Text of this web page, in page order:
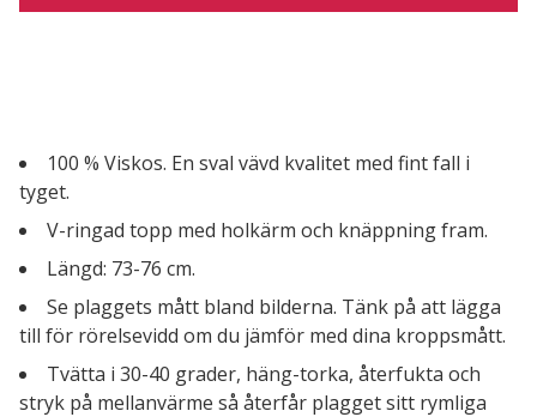
100 % Viskos. En sval vävd kvalitet med fint fall i
tyget.
V-ringad topp med holkärm och knäppning fram.
Längd: 73-76 cm.
Se plaggets mått bland bilderna. Tänk på att lägga
till för rörelsevidd om du jämför med dina kroppsmått.
Tvätta i 30-40 grader, häng-torka, återfukta och
stryk på mellanvärme så återfår plagget sitt rymliga